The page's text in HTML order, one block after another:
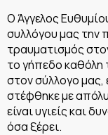
Ο Άγγελος
συλλόγου μας την
τραυματισμός
το γήπεδο καθόλη
στον σύλλογο μας,
στέφθηκε με
είναι υγιείς και
όσα ξέρει.